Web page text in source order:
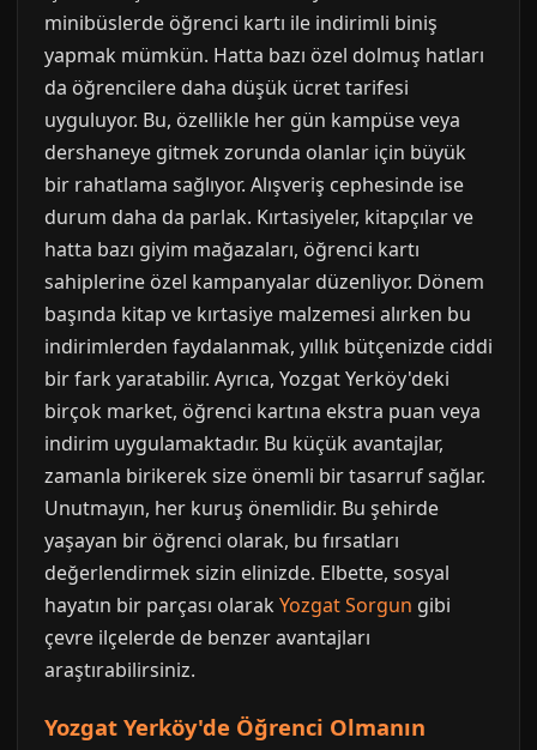
minibüslerde öğrenci kartı ile indirimli biniş
yapmak mümkün. Hatta bazı özel dolmuş hatları
da öğrencilere daha düşük ücret tarifesi
uyguluyor. Bu, özellikle her gün kampüse veya
dershaneye gitmek zorunda olanlar için büyük
bir rahatlama sağlıyor. Alışveriş cephesinde ise
durum daha da parlak. Kırtasiyeler, kitapçılar ve
hatta bazı giyim mağazaları, öğrenci kartı
sahiplerine özel kampanyalar düzenliyor. Dönem
başında kitap ve kırtasiye malzemesi alırken bu
indirimlerden faydalanmak, yıllık bütçenizde ciddi
bir fark yaratabilir. Ayrıca, Yozgat Yerköy'deki
birçok market, öğrenci kartına ekstra puan veya
indirim uygulamaktadır. Bu küçük avantajlar,
zamanla birikerek size önemli bir tasarruf sağlar.
Unutmayın, her kuruş önemlidir. Bu şehirde
yaşayan bir öğrenci olarak, bu fırsatları
değerlendirmek sizin elinizde. Elbette, sosyal
hayatın bir parçası olarak Yozgat Sorgun gibi
çevre ilçelerde de benzer avantajları
araştırabilirsiniz.
Yozgat Yerköy'de Öğrenci Olmanın